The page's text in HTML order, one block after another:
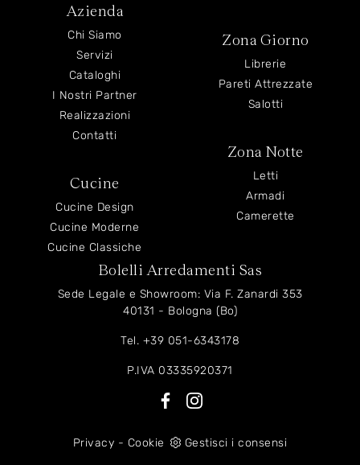
Azienda
Chi Siamo
Servizi
Cataloghi
I Nostri Partner
Realizzazioni
Contatti
Cucine
Cucine Design
Cucine Moderne
Cucine Classiche
Zona Giorno
Librerie
Pareti Attrezzate
Salotti
Zona Notte
Letti
Armadi
Camerette
Bolelli Arredamenti Sas
Sede Legale e Showroom: Via F. Zanardi 353
40131 - Bologna (Bo)
Tel. +39 051-6343178
P.IVA 03335920371
Privacy - Cookie Gestisci i consensi